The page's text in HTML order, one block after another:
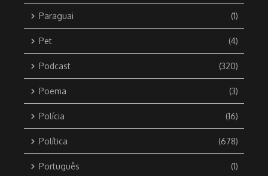
Paraguai (1)
Pet (4)
Podcast (320)
Poema (3)
Polícia (16)
Política (678)
Português (1)